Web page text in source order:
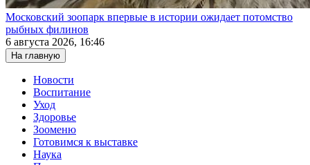
Московский зоопарк впервые в истории ожидает потомство
рыбных филинов
6 августа 2026, 16:46
На главную
Новости
Воспитание
Уход
Здоровье
Зооменю
Готовимся к выставке
Наука